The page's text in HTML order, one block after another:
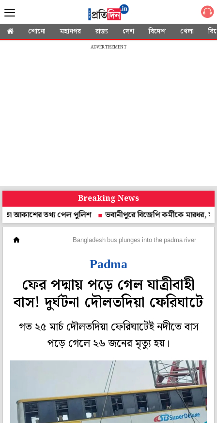
শোনো মহানগর রাজ্য দেশ বিদেশ খেলা
ADVERTISEMENT
Breaking News
তথ্য পেল পুলিশ
ভবানীপুরে বিজেপি কর্মীকে মারধর, মাকে
Bangladesh bus plunges into the padma river
Padma
ফের পদ্মায় পড়ে গেল যাত্রীবাহী
বাস! দুর্ঘটনা দৌলত‌দিয়া ফেরিঘাটে
গত ২৫ মার্চ দৌলতদিয়া ফেরিঘাটেই নদীতে বাস
পড়ে গেলে ২৬ জনের মৃত্যু হয়।